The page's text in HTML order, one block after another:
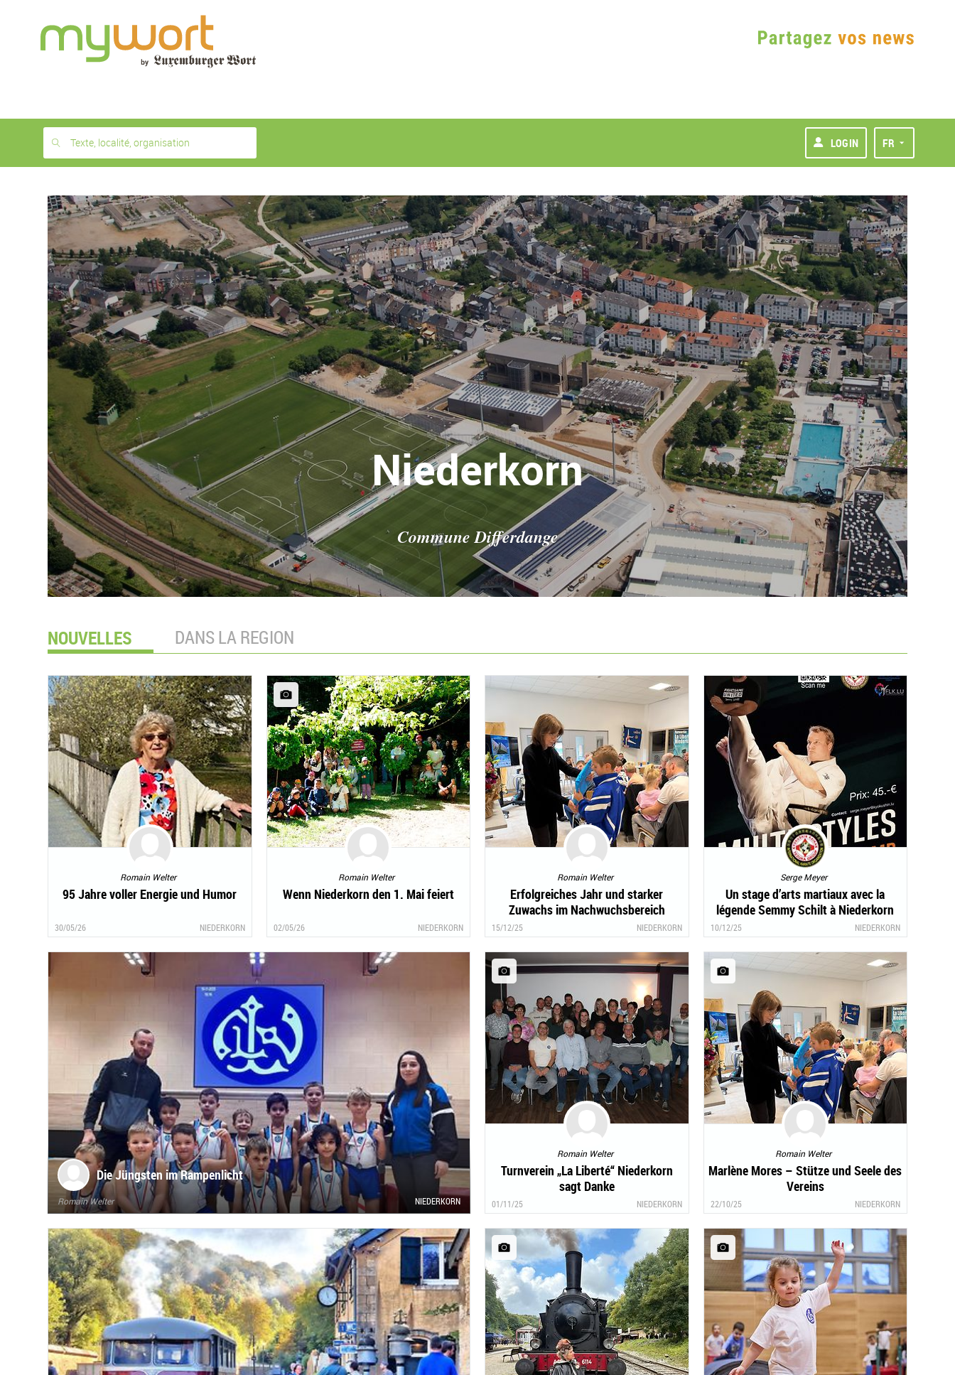
month
free
Texte, localité, organisation LOGIN FR
Niederkorn
Commune Differdange
NOUVELLES DANS LA REGION
Romain Welter
95 Jahre voller Energie und Humor
30/05/26 NIEDERKORN
Romain Welter
Wenn Niederkorn den 1. Mai feiert
02/05/26 NIEDERKORN
Romain Welter
Erfolgreiches Jahr und starker
Zuwachs im Nachwuchsbereich
15/12/25 NIEDERKORN
Serge Meyer
Un stage d’arts martiaux avec la
légende Semmy Schilt à Niederkorn
10/12/25 NIEDERKORN
Die Jüngsten im Rampenlicht
Romain Welter NIEDERKORN
Romain Welter
Turnverein „La Liberté“ Niederkorn
sagt Danke
01/11/25 NIEDERKORN
Romain Welter
Marlène Mores – Stütze und Seele des
Vereins
22/10/25 NIEDERKORN